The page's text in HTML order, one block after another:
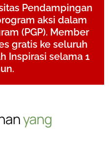
Pendampingan
aksi dalam
(PGP). Member
gratis ke seluruh
Inspirasi selama 1
yang